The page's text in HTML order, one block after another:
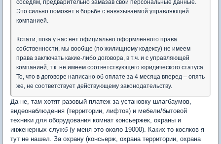
соседям, предварительно замазав свои персональные данные.
Это сильно поможет в борьбе с навязываемой управляющей
компанией.
Кстати, пока у нас нет официально оформленного права
собственности, мы вообще (по жилищному кодексу) не имеем
права заключать какие-либо договора, в т.ч. и с управляющей
компанией, т.к. не имеем соответствующего юридического статуса.
То, что в договоре написано об оплате за 4 месяца вперед – опять
же, не соответствует действующему законодательству.
Да не, там хотят разовый платеж за установку шлагбаумов,
видеонаблюдения (территории, лифтов) и мебели/бытовой
техники для оборудования комнат консьержек, охраны и
инженерных служб (у меня это около 19000). Каких-то косяков я
тут не нашел. За охрану (консьерж, охрана территории, охрана